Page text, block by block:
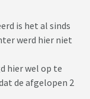
is het al sinds
werd hier niet
hier wel op te
de afgelopen 2